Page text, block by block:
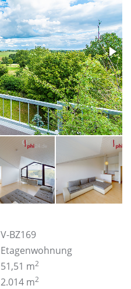
V-BZ169
Etagenwohnung
51,51 m2
2.014 m2